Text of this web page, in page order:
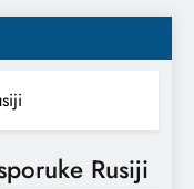
Rusiji